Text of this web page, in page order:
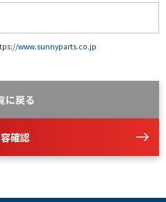
www.sunnyparts.co.jp
に戻る
確認